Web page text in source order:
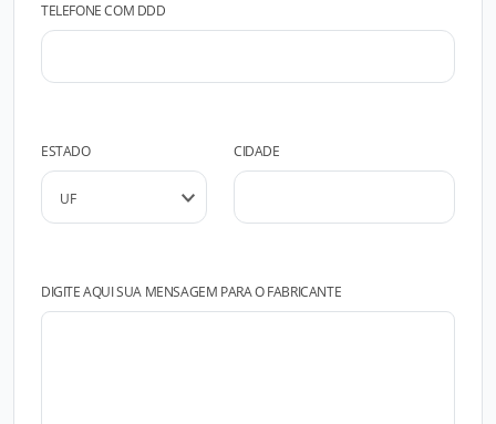
TELEFONE COM DDD
ESTADO CIDADE
DIGITE AQUI SUA MENSAGEM PARA O FABRICANTE